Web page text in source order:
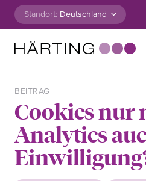
Zum Inhalt springen
Standort:
BEITRAG
Cookies nur
Analytics